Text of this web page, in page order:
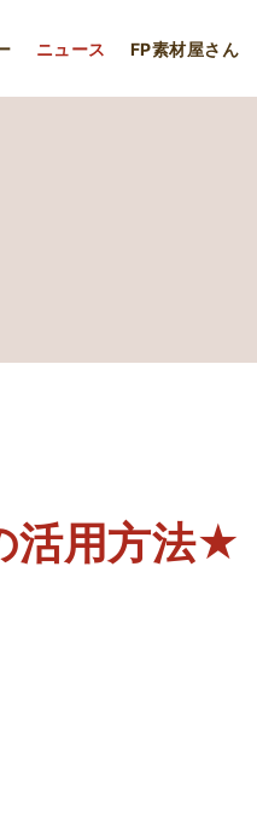
ニュース FP素材屋さん
活用方法★